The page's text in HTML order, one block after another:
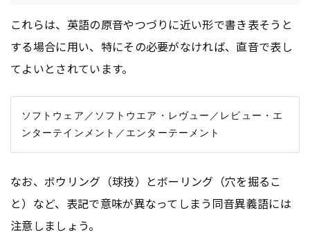
これらは、英語の原音やつづりに近い形で書き表そうと
する場合に用い、特にその必要がなければ、直音で表し
てよいとされています。
ソフトウェア／ソフトウエア・レヴュー／レビュー・エ
なお、ボウリング（球技）とボーリング（穴を掘るこ
と）など、表記で意味が異なってしまう同音異義語には
注意しましょう。